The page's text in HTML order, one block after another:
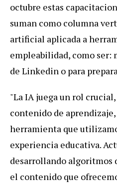
octubre estas
suman como columna
artificial aplicada a
empleabilidad, como ser:
de Linkedin o para
"La IA juega un rol
contenido de
herramienta que
experiencia educativa.
desarrollando algoritmos
el contenido que